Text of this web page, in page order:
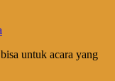
untuk acara yang